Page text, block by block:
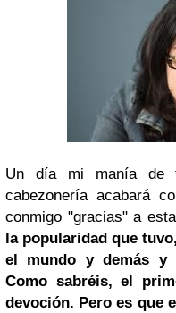
Un día mi manía de
cabezonería acabará
conmigo "gracias" a
la popularidad que
el mundo y demás y
Como sabréis, el
devoción. Pero es que